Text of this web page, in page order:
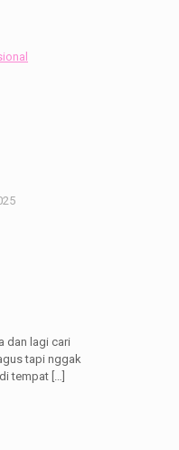
dan lagi cari
tapi nggak
tempat […]